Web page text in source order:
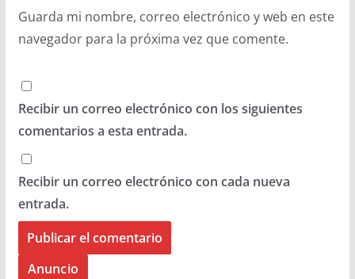
Guarda mi nombre, correo electrónico y web en este
navegador para la próxima vez que comente.
Recibir un correo electrónico con los siguientes
comentarios a esta entrada.
Recibir un correo electrónico con cada nueva
entrada.
Anuncio